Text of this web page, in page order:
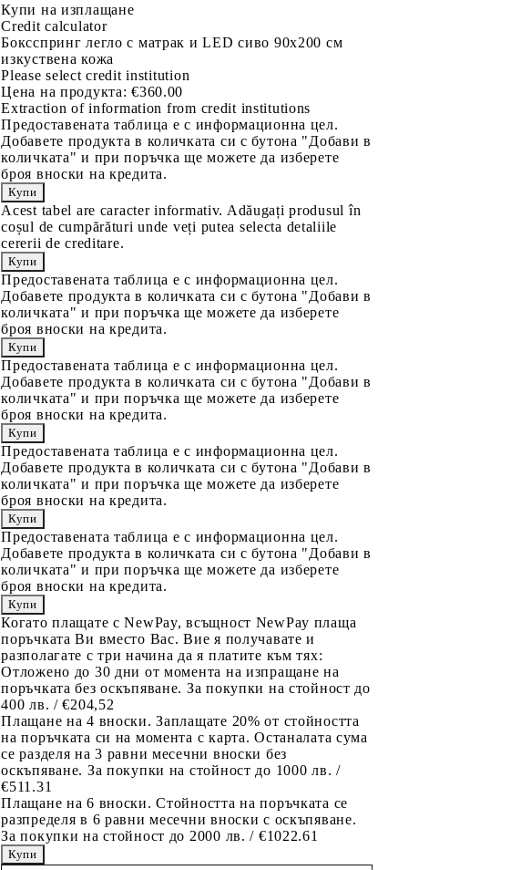
Купи на изплащане
Credit calculator
Боксспринг легло с матрак и LED сиво 90x200 см
изкуствена кожа
Please select credit institution
Цена на продукта: €360.00
Extraction of information from credit institutions
Предоставената таблица е с информационна цел.
Добавете продукта в количката си с бутона "Добави в
количката" и при поръчка ще можете да изберете
броя вноски на кредита.
Acest tabel are caracter informativ. Adăugați produsul în
coșul de cumpărături unde veți putea selecta detaliile
cererii de creditare.
Предоставената таблица е с информационна цел.
Добавете продукта в количката си с бутона "Добави в
количката" и при поръчка ще можете да изберете
броя вноски на кредита.
Предоставената таблица е с информационна цел.
Добавете продукта в количката си с бутона "Добави в
количката" и при поръчка ще можете да изберете
броя вноски на кредита.
Предоставената таблица е с информационна цел.
Добавете продукта в количката си с бутона "Добави в
количката" и при поръчка ще можете да изберете
броя вноски на кредита.
Предоставената таблица е с информационна цел.
Добавете продукта в количката си с бутона "Добави в
количката" и при поръчка ще можете да изберете
броя вноски на кредита.
Когато плащате с NewPay, всъщност NewPay плаща
поръчката Ви вместо Вас. Вие я получавате и
разполагате с три начина да я платите към тях:
Отложено до 30 дни от момента на изпращане на
поръчката без оскъпяване. За покупки на стойност до
400 лв. / €204,52
Плащане на 4 вноски. Заплащате 20% от стойността
на поръчката си на момента с карта. Останалата сума
се разделя на 3 равни месечни вноски без
оскъпяване. За покупки на стойност до 1000 лв. /
€511.31
Плащане на 6 вноски. Стойността на поръчката се
разпределя в 6 равни месечни вноски с оскъпяване.
За покупки на стойност до 2000 лв. / €1022.61